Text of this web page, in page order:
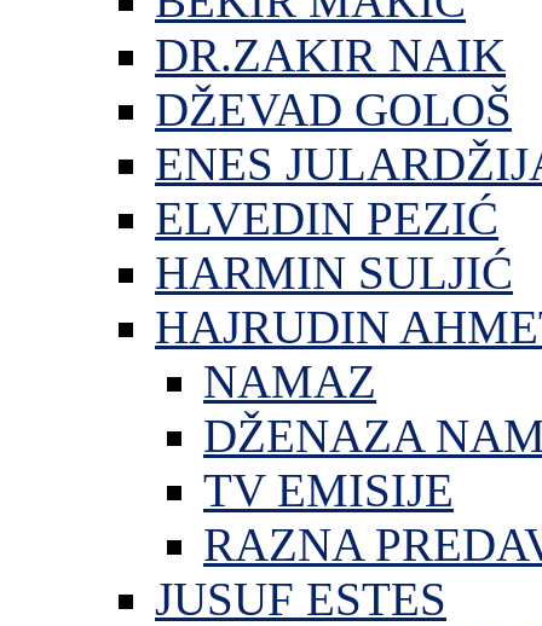
DR.ZAKIR NAIK
DŽEVAD GOLOŠ
ENES
ELVEDIN PEZIĆ
HARMIN SULJIĆ
HAJRUDIN
NAMAZ
DŽENAZA
TV EMISIJE
RAZNA
JUSUF ESTES